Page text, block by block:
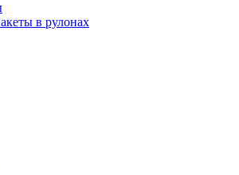
в рулонах